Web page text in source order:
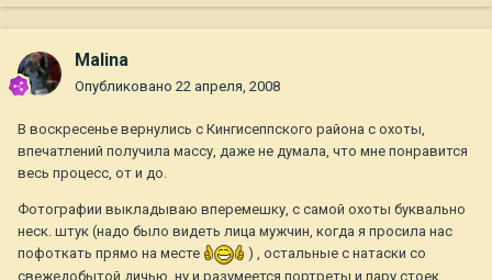
Malina
Опубликовано 22 апреля, 2008
В воскресенье вернулись с Кингисеппского района с охоты,
впечатлений получила массу, даже не думала, что мне понравится
весь процесс, от и до.
Фотографии выкладываю вперемешку, с самой охоты буквально
неск. штук (надо было видеть лица мужчин, когда я просила нас
пофоткать прямо на месте
) , остальные с натаски со
свежедобытой дичью, ну и разумеется портреты и пару стоек.